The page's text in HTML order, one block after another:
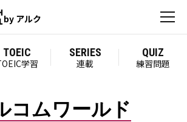
by アルク
TOEIC
学習
SERIES
連載
QUIZ
練習問題
コムワールド